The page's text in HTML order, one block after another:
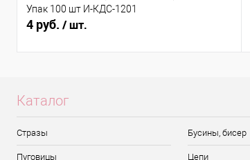
Упак 100 шт И-КДС-1201
4 руб. / шт.
Каталог
Стразы Бусины, бисер
Пуговицы Цепи